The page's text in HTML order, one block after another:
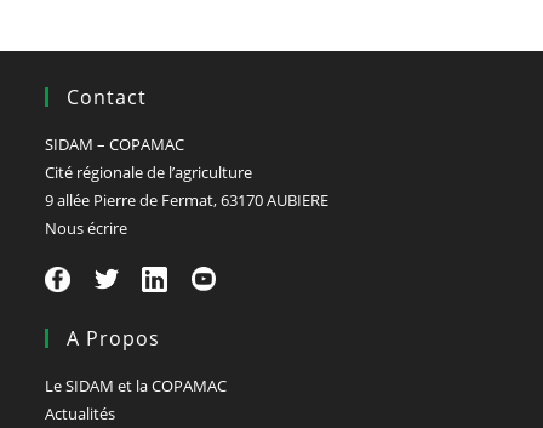
Contact
SIDAM – COPAMAC
Cité régionale de l’agriculture
9 allée Pierre de Fermat, 63170 AUBIERE
Nous écrire
A Propos
Le SIDAM et la COPAMAC
Actualités